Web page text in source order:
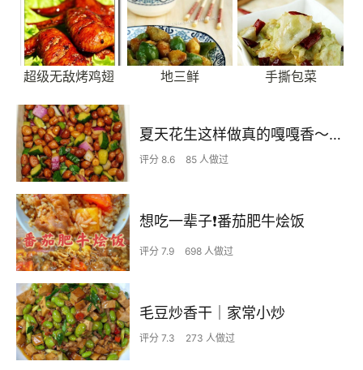
超级无敌烤鸡翅 地三鲜 手撕包菜
夏天花生这样做真的嘎嘎香～下饭又下酒
评分 8.6 85 人做过
想吃一辈子❗️番茄肥牛烩饭
评分 7.9 698 人做过
毛豆炒香干｜家常小炒
评分 7.3 273 人做过